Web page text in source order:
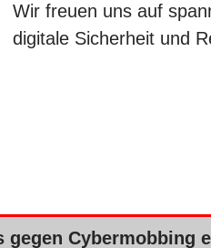
Wir freuen uns auf
digitale Sicherheit und
gegen Cybermobbing